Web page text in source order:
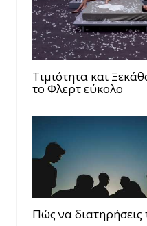
Τιμιότητα και
το Φλερτ εύκολο
Πώς να διατηρήσεις